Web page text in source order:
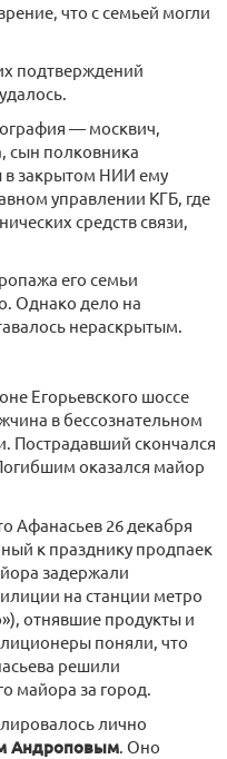
что с семьей могли
подтверждений
— москвич,
сын полковника
в закрытом НИИ ему
управлении КГБ, где
средств связи,
его семьи
Однако дело на
нераскрытым.
Егорьевского шоссе
в бессознательном
Пострадавший скончался
оказался майор
Афанасьев 26 декабря
к празднику продпаек
задержали
на станции метро
отнявшие продукты и
поняли, что
решили
майора за город.
лично
Андроповым. Оно